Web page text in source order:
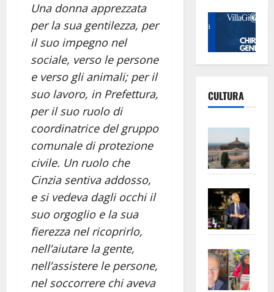
Una donna apprezzata
per la sua gentilezza, per
il suo impegno nel
sociale, verso le persone
e verso gli animali; per il
suo lavoro, in Prefettura,
per il suo ruolo di
coordinatrice del gruppo
comunale di protezione
civile. Un ruolo che
Cinzia sentiva addosso,
e si vedeva dagli occhi il
suo orgoglio e la sua
fierezza nel ricoprirlo,
nell’aiutare la gente,
nell’assistere le persone,
nel soccorrere chi aveva
CULTURA
apre